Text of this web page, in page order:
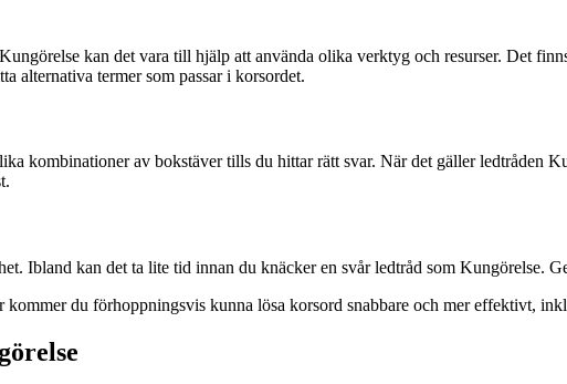
kan det vara till hjälp att använda olika verktyg och resurser. Det
alternativa termer som passar i korsordet.
kombinationer av bokstäver tills du hittar rätt svar. När det gäller ledtråden
Ibland kan det ta lite tid innan du knäcker en svår ledtråd som Kungörelse.
kommer du förhoppningsvis kunna lösa korsord snabbare och mer effektivt,